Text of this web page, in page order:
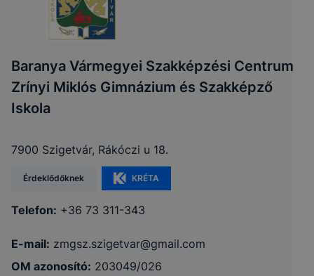
Baranya Vármegyei Szakképzési Centrum
Zrínyi Miklós Gimnázium és Szakképző
Iskola
7900 Szigetvár, Rákóczi u 18.
Érdeklődőknek KRÉTA
Telefon: +36 73 311-343
E-mail: zmgsz.szigetvar@gmail.com
OM azonosító: 203049/026